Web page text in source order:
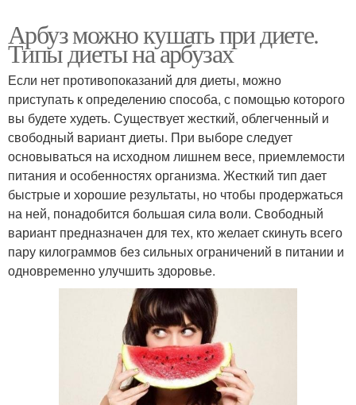
Арбуз можно кушать при диете.
Типы­ диеты на арбузах
Если нет противопоказаний для диеты, можно
приступать к определению способа, с помощью которого
вы будете худеть. Существует жесткий, облегченный и
свободный вариант диеты. При выборе следует
основываться на исходном лишнем весе, приемлемости
питания и особенностях организма. Жесткий тип дает
быстрые и хорошие результаты, но чтобы продержаться
на ней, понадобится большая сила воли. Свободный
вариант предназначен для тех, кто желает скинуть всего
пару килограммов без сильных ограничений в питании и
одновременно улучшить здоровье.